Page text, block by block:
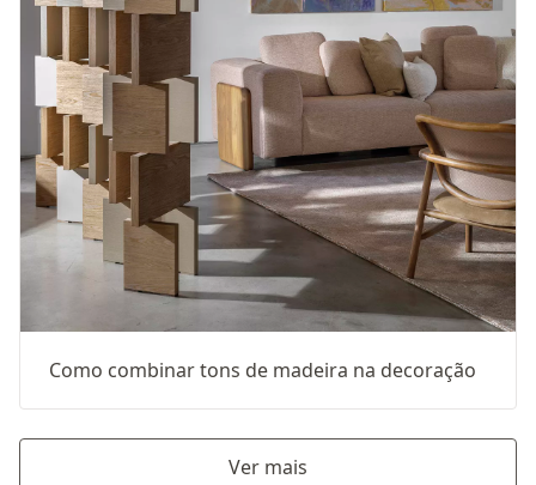
Como combinar tons de madeira na decoração
Ver mais